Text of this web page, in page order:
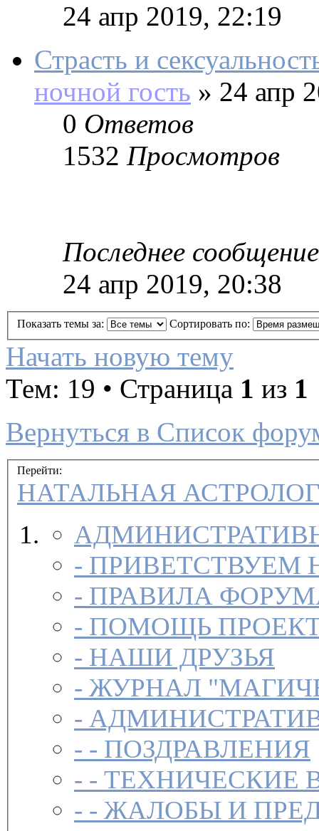
24 апр 2019, 22:19
Страсть и
ночной гость » 24 апр
0 Ответов
1532 Просмотров
Последнее сообщение
24 апр 2019, 20:38
Показать темы за: Сортировать по:
Начать новую тему
Тем: 19 • Страница 1 из 1
Вернуться в Список
Перейти:
НАТАЛЬНАЯ
- ПРИВЕТСТВУЕМ
-
ПРАВИЛА
- ПОМОЩЬ
- НАШИ ДРУЗЬЯ
- ЖУРНАЛ
-
- - ПОЗДРАВЛЕНИЯ
- - ТЕХНИЧЕСКИЕ
- - ЖАЛОБЫ И